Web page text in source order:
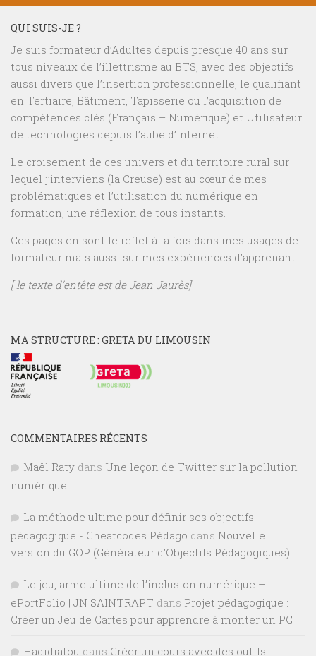
QUI SUIS-JE ?
Je suis formateur d’Adultes depuis presque 40 ans sur
tous niveaux de l’illettrisme au BTS, avec des objectifs
aussi divers que l’insertion professionnelle, le qualifiant
en Tertiaire, Bâtiment, Tapisserie ou l’acquisition de
compétences clés (Français – Numérique) et Utilisateur
de technologies depuis l’aube d’internet.
Le croisement de ces univers et du territoire rural sur
lequel j’interviens (la Creuse) est au cœur de mes
problématiques et l’utilisation du numérique en
formation, une réflexion de tous instants.
Ces pages en sont le reflet à la fois dans mes usages de
formateur mais aussi sur mes expériences d’apprenant.
[ le texte d’entête est de Jean Jaurès]
MA STRUCTURE : GRETA DU LIMOUSIN
COMMENTAIRES RÉCENTS
Maël Raty dans Une leçon de Twitter sur la pollution
numérique
La méthode ultime pour définir ses objectifs
pédagogique - Cheatcodes Pédago dans Nouvelle
version du GOP (Générateur d’Objectifs Pédagogiques)
Le jeu, arme ultime de l’inclusion numérique –
ePortFolio | JN SAINTRAPT dans Projet pédagogique :
Créer un Jeu de Cartes pour apprendre à monter un PC
Hadidiatou dans Créer un cours avec des outils